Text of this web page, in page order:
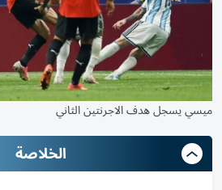
ميسي يسجل هدف الاجرنتين الثاني
الخلاصة